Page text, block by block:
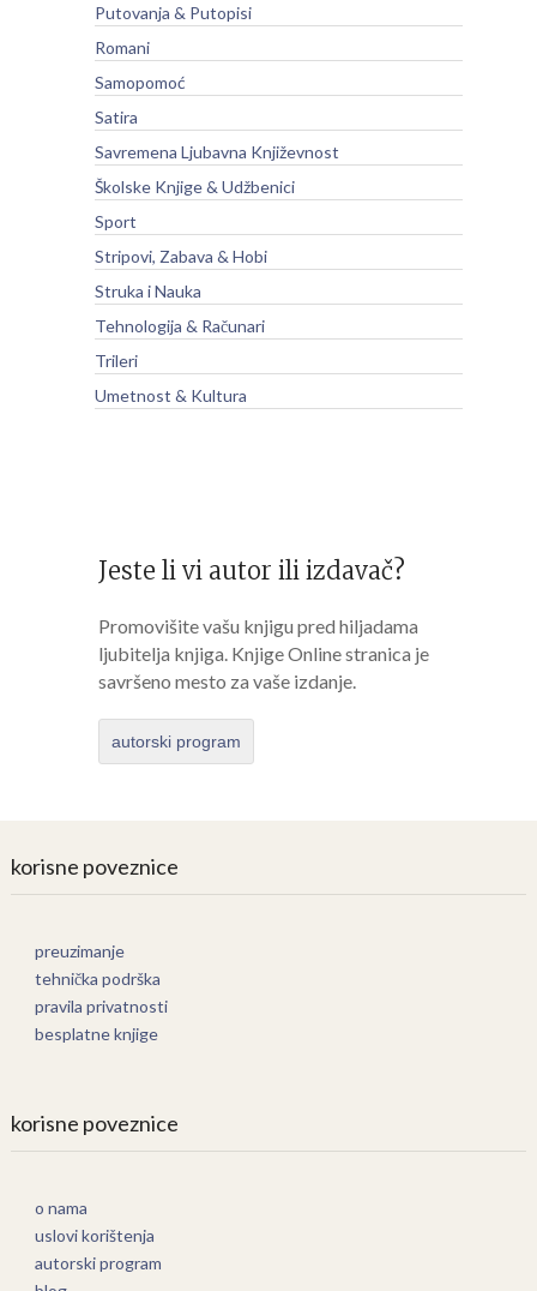
Putovanja & Putopisi
Romani
Samopomoć
Satira
Savremena Ljubavna Književnost
Školske Knjige & Udžbenici
Sport
Stripovi, Zabava & Hobi
Struka i Nauka
Tehnologija & Računari
Trileri
Umetnost & Kultura
Jeste li vi autor ili izdavač?
Promovišite vašu knjigu pred hiljadama
ljubitelja knjiga. Knjige Online stranica je
savršeno mesto za vaše izdanje.
autorski program
korisne poveznice
preuzimanje
tehnička podrška
pravila privatnosti
besplatne knjige
korisne poveznice
o nama
uslovi korištenja
autorski program